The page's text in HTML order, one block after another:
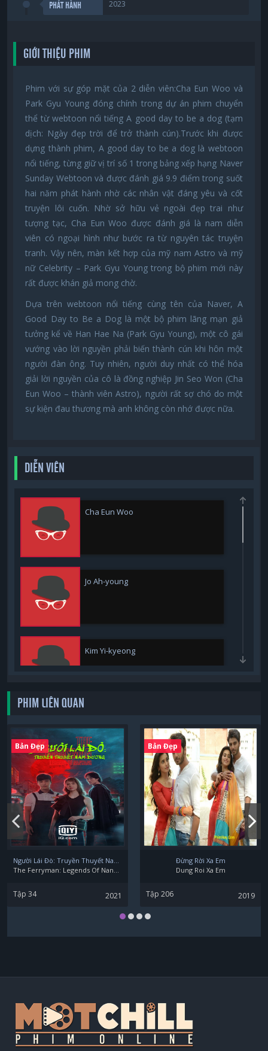
PHÁT HÀNH 2023
GIỚI THIỆU PHIM
Phim với sự góp mặt của 2 diễn viên:Cha Eun Woo và
Park Gyu Young đóng chính trong dự án phim chuyển
thể từ webtoon nổi tiếng A good day to be a dog (tạm
dịch: Ngày đẹp trời để trở thành cún).Trước khi được
dựng thành phim, A good day to be a dog là webtoon
nổi tiếng, từng giữ vị trí số 1 trong bảng xếp hạng Naver
Sunday Webtoon và được đánh giá 9.9 điểm trong suốt
hai năm phát hành nhờ các nhân vật đáng yêu và cốt
truyện lôi cuốn. Nhờ sở hữu vẻ ngoài đẹp trai như
tượng tạc, Cha Eun Woo được đánh giá là nam diễn
viên có ngoại hình như bước ra từ nguyên tác truyện
tranh. Vậy nên, màn kết hợp của mỹ nam Astro và mỹ
nữ Celebrity – Park Gyu Young trong bộ phim mới này
rất được khán giả mong chờ.
Dựa trên webtoon nổi tiếng cùng tên của Naver, A
Good Day to Be a Dog là một bộ phim lãng mạn giả
tưởng kể về Han Hae Na (Park Gyu Young), một cô gái
vướng vào lời nguyền phải biến thành cún khi hôn một
người đàn ông. Tuy nhiên, người duy nhất có thể hóa
giải lời nguyền của cô là đồng nghiệp Jin Seo Won (Cha
Eun Woo – thành viên Astro), người rất sợ chó do một
sự kiện đau thương mà anh không còn nhớ được nữa.
DIỄN VIÊN
Cha Eun Woo
Jo Ah-young
Kim Yi-kyeong
Lee Seo-el
Park Gyu-Young
PHIM LIÊN QUAN
Bản Đẹp
Tập 34 2021
Bản Đẹp
Đừng Rời Xa Em
Dung Roi Xa Em
Tập 206 2019